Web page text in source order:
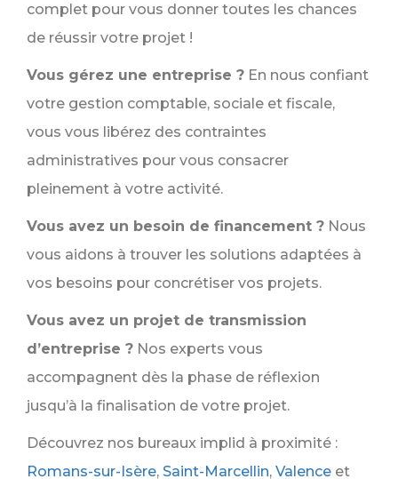
complet pour vous donner toutes les chances
de réussir votre projet !
Vous gérez une entreprise ? En nous confiant
votre gestion comptable, sociale et fiscale,
vous vous libérez des contraintes
administratives pour vous consacrer
pleinement à votre activité.
Vous avez un besoin de financement ? Nous
vous aidons à trouver les solutions adaptées à
vos besoins pour concrétiser vos projets.
Vous avez un projet de transmission
d’entreprise ? Nos experts vous
accompagnent dès la phase de réflexion
jusqu’à la finalisation de votre projet.
Découvrez nos bureaux implid à proximité :
Romans-sur-Isère, Saint-Marcellin, Valence et